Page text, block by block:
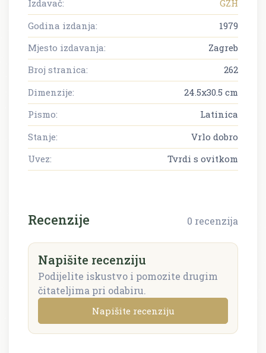
Izdavač:
GZH
Godina izdanja:
1979
Mjesto izdavanja:
Zagreb
Broj stranica:
262
Dimenzije:
24.5x30.5 cm
Pismo:
Latinica
Stanje:
Vrlo dobro
Uvez:
Tvrdi s ovitkom
Recenzije 0 recenzija
Napišite recenziju
Podijelite iskustvo i pomozite drugim
čitateljima pri odabiru.
Napišite recenziju